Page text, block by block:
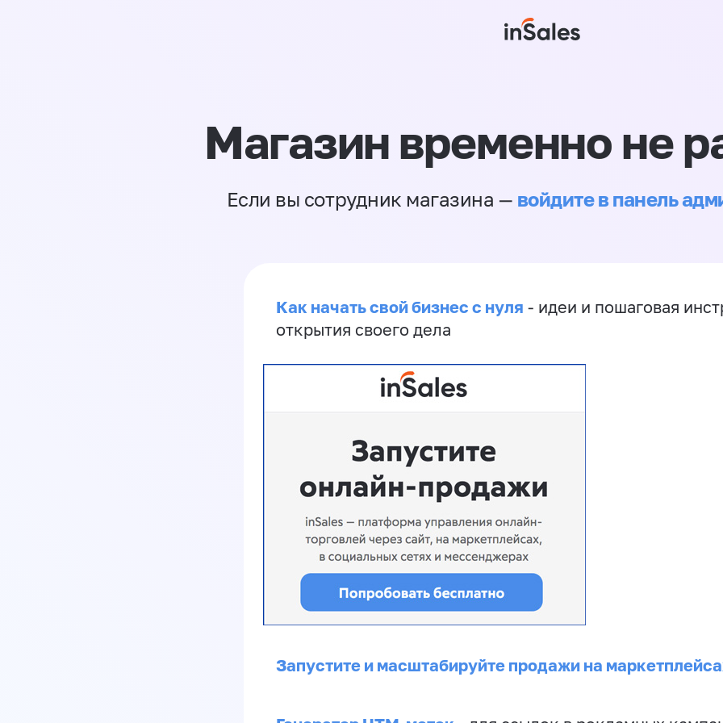
Магазин временно не
Если вы сотрудник магазина — войдите в панель
Как начать свой бизнес с нуля - идеи и пошаговая
открытия своего дела
Запустите и масштабируйте продажи на